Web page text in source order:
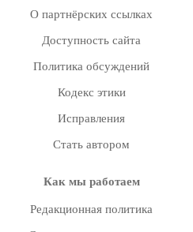
О партнёрских ссылках
Доступность сайта
Политика обсуждений
Кодекс этики
Исправления
Стать автором
Как мы работаем
Редакционная политика